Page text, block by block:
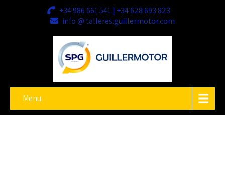
+34 986 661 541 | +34 628 693 823
info @ talleres.guillermotor.com
Menu